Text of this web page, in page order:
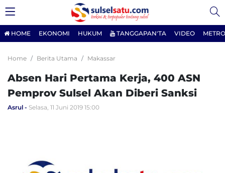
HOME EKONOMI HUKUM TANGGAPAN'TA VIDEO
Home Berita Utama Makassar
Absen Hari Pertama Kerja, 400 ASN
Pemprov Sulsel Akan Diberi Sanksi
Asrul Selasa, 11 Juni 2019 15:00